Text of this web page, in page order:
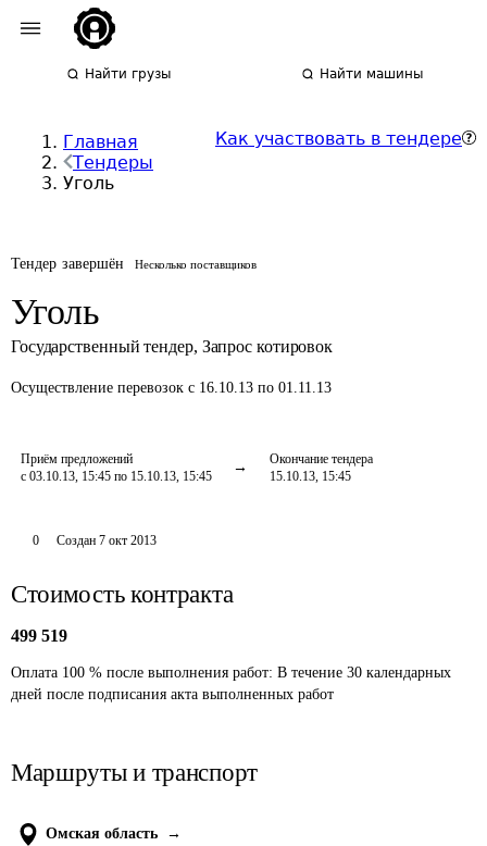
Найти грузы Найти машины
Главная
Тендеры
Уголь
Как участвовать в тендере
Тендер завершён Несколько поставщиков
Уголь
Государственный тендер, Запрос котировок
Осуществление перевозок с 16.10.13 по 01.11.13
Приём предложений
с 03.10.13, 15:45 по 15.10.13, 15:45
Окончание тендера
15.10.13, 15:45
0 Создан 7 окт 2013
Стоимость контракта
499 519
Оплата 100 % после выполнения работ: В течение 30 календарных
дней после подписания акта выполненных работ
Маршруты и транспорт
Омская область
→